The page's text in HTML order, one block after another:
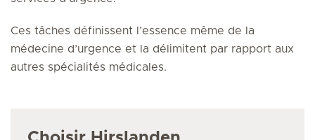
Ces tâches définissent l’essence même de la
médecine d’urgence et la délimitent par rapport aux
autres spécialités médicales.